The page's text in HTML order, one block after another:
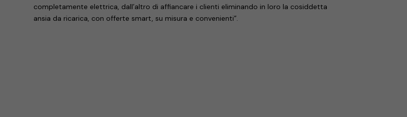
completamente elettrica, dall’altro di affiancare i clienti eliminando in loro la cosiddetta
ansia da ricarica, con offerte smart, su misura e convenienti”.